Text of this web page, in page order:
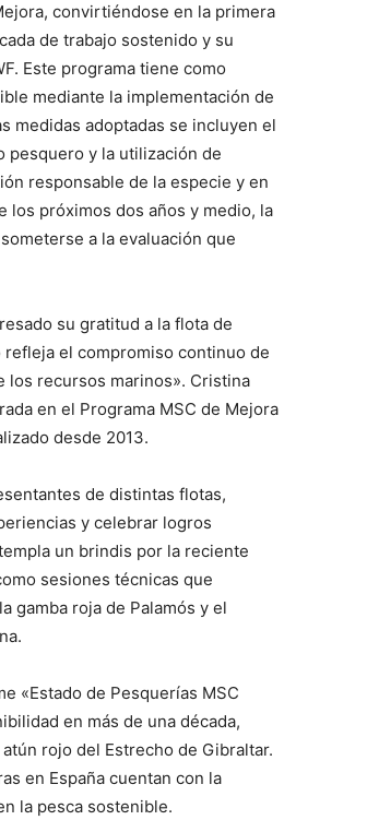
convirtiéndose en la primera
de trabajo sostenido y su
Este programa tiene como
mediante la implementación de
medidas adoptadas se incluyen el
pesquero y la utilización de
responsable de la especie y en
los próximos dos años y medio, la
a la evaluación que
su gratitud a la flota de
el compromiso continuo de
los recursos marinos». Cristina
en el Programa MSC de Mejora
desde 2013.
de distintas flotas,
y celebrar logros
un brindis por la reciente
sesiones técnicas que
gamba roja de Palamós y el
«Estado de Pesquerías MSC
en más de una década,
rojo del Estrecho de Gibraltar.
en España cuentan con la
la pesca sostenible.